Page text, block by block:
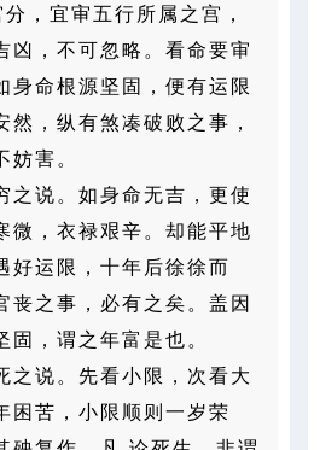
，宜审五行所属之宫，
凶，不可忽略。看命要审
身命根源坚固，便有运限
然，纵有煞凑破败之事，
妨害。
之说。如身命无吉，更使
微，衣禄艰辛。却能平地
好运限，十年后徐徐而
丧之事，必有之矣。盖因
固，谓之年富是也。
之说。先看小限，次看大
困苦，小限顺则一岁荣